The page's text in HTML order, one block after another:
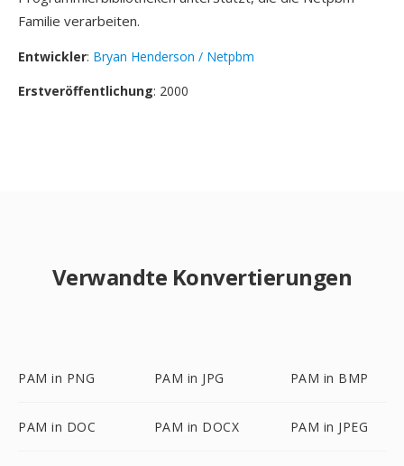
Familie verarbeiten.
Entwickler: Bryan Henderson / Netpbm
Erstveröffentlichung: 2000
Verwandte Konvertierungen
PAM in PNG PAM in JPG PAM in BMP
PAM in DOC PAM in DOCX PAM in JPEG